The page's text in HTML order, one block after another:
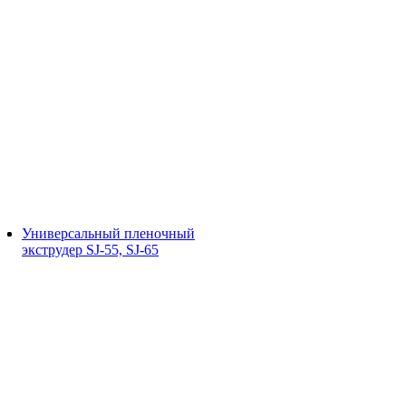
Универсальный пленочный
экструдер SJ-55, SJ-65